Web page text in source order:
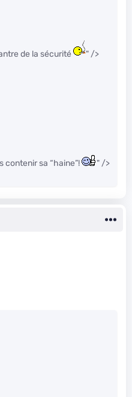
de la sécurité " />
contenir sa “haine”! " />